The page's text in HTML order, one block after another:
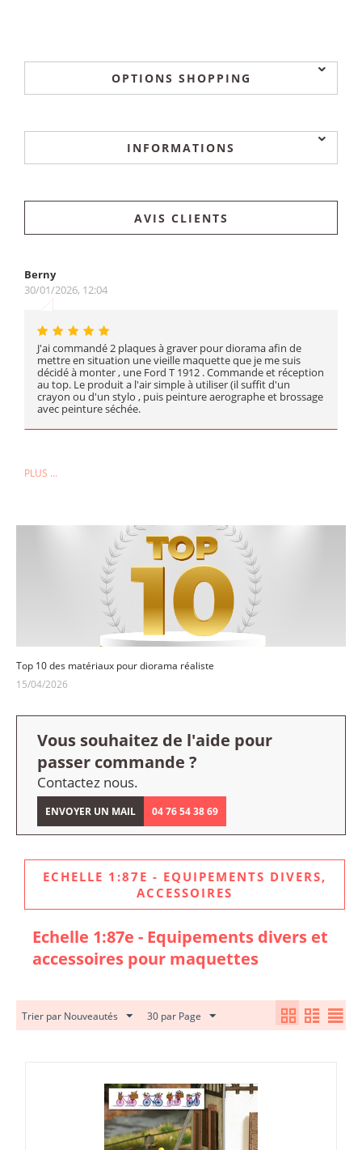
OPTIONS SHOPPING
INFORMATIONS
AVIS CLIENTS
Berny
30/01/2026, 12:04
J'ai commandé 2 plaques à graver pour diorama afin de
mettre en situation une vieille maquette que je me suis
décidé à monter , une Ford T 1912 . Commande et réception
au top. Le produit a l'air simple à utiliser (il suffit d'un
crayon ou d'un stylo , puis peinture aerographe et brossage
avec peinture séchée.
PLUS ...
Top 10 des matériaux pour diorama réaliste
15/04/2026
Vous souhaitez de l'aide pour
passer commande ?
Contactez nous.
ENVOYER UN MAIL 04 76 54 38 69
ECHELLE 1:87E - EQUIPEMENTS DIVERS,
ACCESSOIRES
Echelle 1:87e - Equipements divers et
accessoires pour maquettes
Trier par Nouveautés 30 par Page